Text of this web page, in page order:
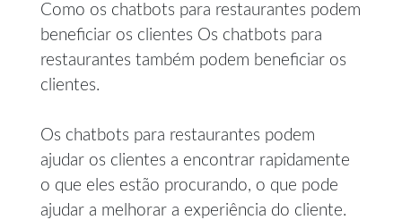
Como os chatbots para restaurantes podem
beneficiar os clientes Os chatbots para
restaurantes também podem beneficiar os
clientes.
Os chatbots para restaurantes podem
ajudar os clientes a encontrar rapidamente
o que eles estão procurando, o que pode
ajudar a melhorar a experiência do cliente.